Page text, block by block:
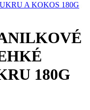
A KOKOS 180G
180G